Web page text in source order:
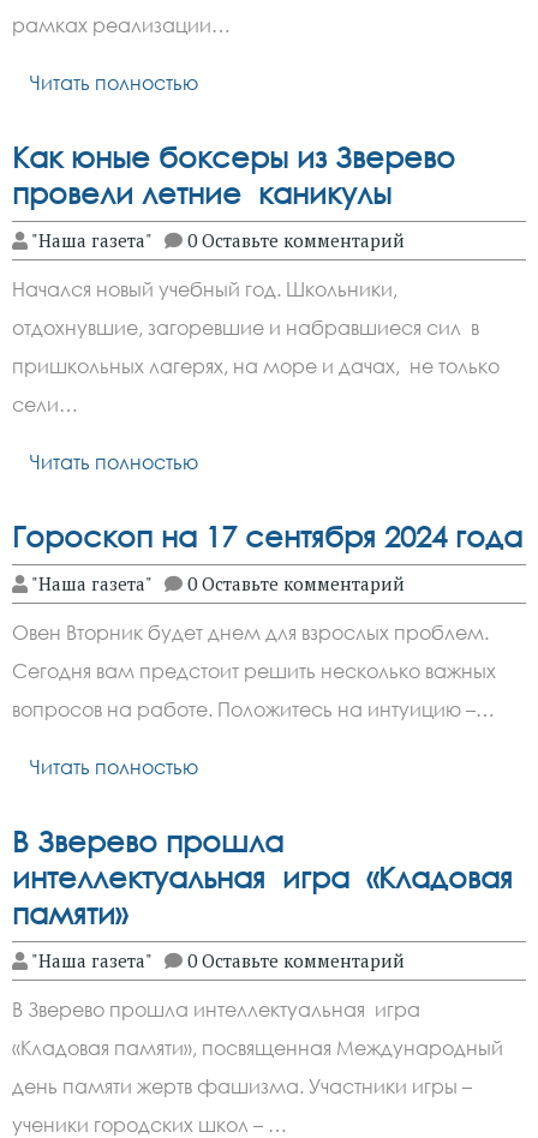
рамках реализации…
Читать полностью
Как юные боксеры из Зверево
провели летние каникулы
"Наша газета" 0 Оставьте комментарий
Начался новый учебный год. Школьники,
отдохнувшие, загоревшие и набравшиеся сил в
пришкольных лагерях, на море и дачах, не только
сели…
Читать полностью
Гороскоп на 17 сентября 2024 года
"Наша газета" 0 Оставьте комментарий
Овен Вторник будет днем для взрослых проблем.
Сегодня вам предстоит решить несколько важных
вопросов на работе. Положитесь на интуицию –…
Читать полностью
В Зверево прошла
интеллектуальная игра «Кладовая
памяти»
"Наша газета" 0 Оставьте комментарий
В Зверево прошла интеллектуальная игра
«Кладовая памяти», посвященная Международный
день памяти жертв фашизма. Участники игры –
ученики городских школ – …